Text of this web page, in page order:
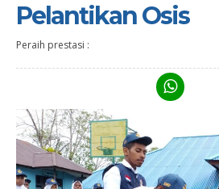
Pelantikan Osis
Peraih prestasi :